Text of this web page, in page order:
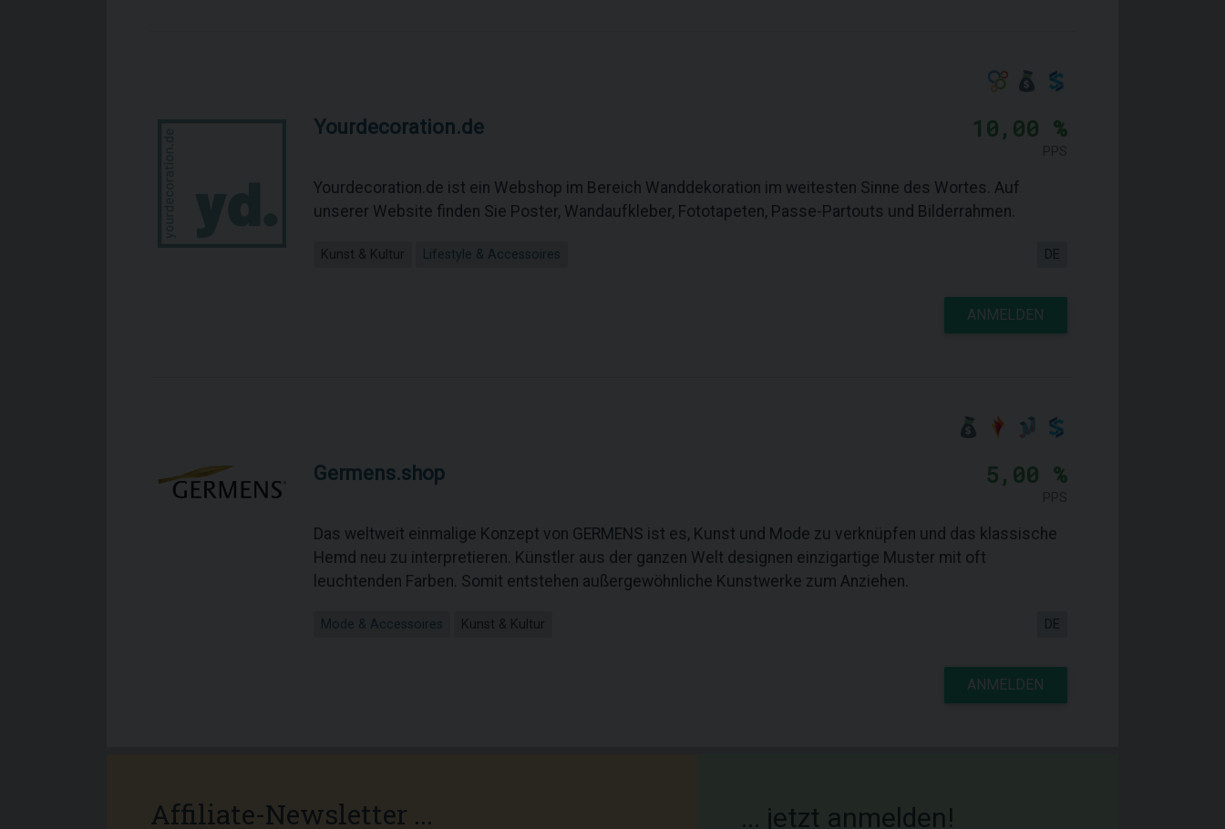
Yourdecoration.de 10,00 %
Yourdecoration.de ist ein Webshop im Bereich Wanddekoration im weitesten Sinne des Wortes. Auf
unserer Website finden Sie Poster, Wandaufkleber, Fototapeten, Passe-Partouts und Bilderrahmen.
Kunst & Kultur Lifestyle & Accessoires DE
ANMELDEN
Germens.shop 5,00 %
Das weltweit einmalige Konzept von GERMENS ist es, Kunst und Mode zu verknüpfen und das klassische
Hemd neu zu interpretieren. Künstler aus der ganzen Welt designen einzigartige Muster mit oft
leuchtenden Farben. Somit entstehen außergewöhnliche Kunstwerke zum Anziehen.
Mode & Accessoires Kunst & Kultur DE
ANMELDEN
Affiliate-Newsletter ... ... jetzt anmelden!